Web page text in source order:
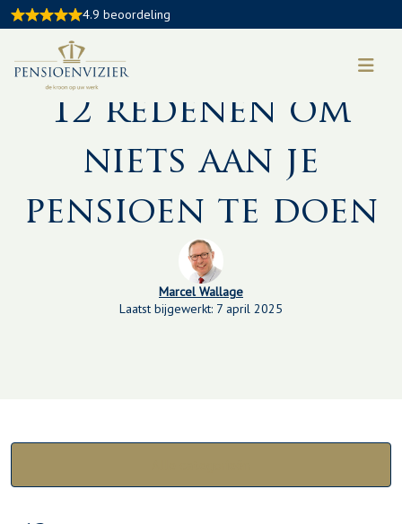
4.9 beoordeling
12 redenen om
niets aan je
pensioen te doen
Marcel Wallage
Laatst bijgewerkt: 7 april 2025